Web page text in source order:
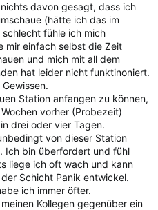
davon gesagt, dass ich
(hätte ich das im
schlecht fühle ich mich
mir einfach selbst die Zeit
und mich mit all dem
hat leider nicht funktinoniert.
Station anfangen zu können,
vorher (Probezeit)
drei oder vier Tagen.
von dieser Station
Ich bin überfordert und fühl
liege ich oft wach und kann
Schicht Panik entwickel.
ich immer öfter.
Kollegen gegenüber ein